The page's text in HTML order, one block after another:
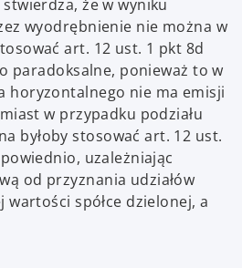
że w wyniku
wyodrębnienie nie można w
art. 12 ust. 1 pkt 8d
paradoksalne, ponieważ to w
horyzontalnego nie ma emisji
w przypadku podziału
byłoby stosować art. 12 ust.
uzależniając
od przyznania udziałów
spółce dzielonej, a